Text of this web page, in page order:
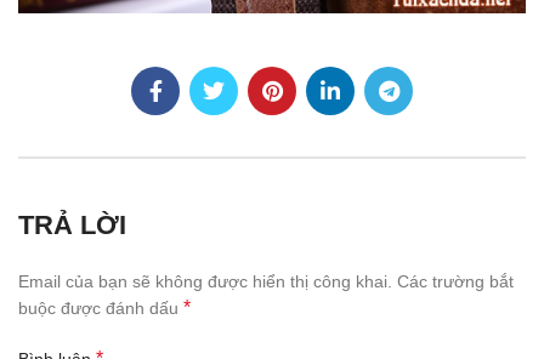
TRẢ LỜI
Email của bạn sẽ không được hiển thị công khai. Các trường bắt
buộc được đánh dấu *